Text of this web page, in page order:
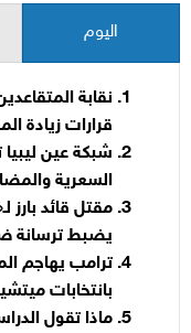
اليوم
نقابة
قرارات زيادة
شبكة عين
السعرية
مقتل قائد بارز
يضبط ترسانة
ترامب يهاجم
بانتخابات
ماذا تقول